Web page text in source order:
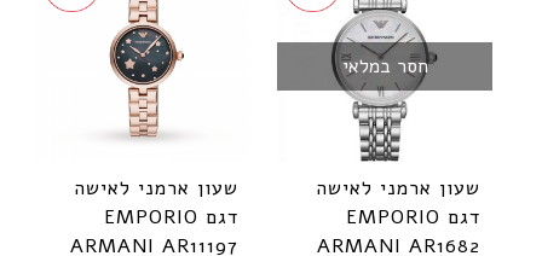
חסר במלאי
שעון ארמני לאישה
דגם EMPORIO
ARMANI AR1682
שעון ארמני ‏לאישה
דגם EMPORIO
ARMANI AR11197